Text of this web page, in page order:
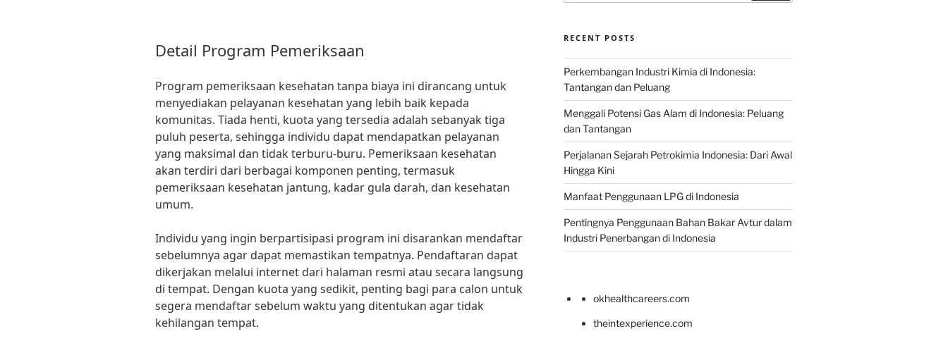
Detail Program Pemeriksaan
Program pemeriksaan kesehatan tanpa biaya ini dirancang untuk
menyediakan pelayanan kesehatan yang lebih baik kepada
komunitas. Tiada henti, kuota yang tersedia adalah sebanyak tiga
puluh peserta, sehingga individu dapat mendapatkan pelayanan
yang maksimal dan tidak terburu-buru. Pemeriksaan kesehatan
akan terdiri dari berbagai komponen penting, termasuk
pemeriksaan kesehatan jantung, kadar gula darah, dan kesehatan
umum.
Individu yang ingin berpartisipasi program ini disarankan mendaftar
sebelumnya agar dapat memastikan tempatnya. Pendaftaran dapat
dikerjakan melalui internet dari halaman resmi atau secara langsung
di tempat. Dengan kuota yang sedikit, penting bagi para calon untuk
segera mendaftar sebelum waktu yang ditentukan agar tidak
kehilangan tempat.
RECENT POSTS
Perkembangan Industri Kimia di Indonesia:
Tantangan dan Peluang
Menggali Potensi Gas Alam di Indonesia: Peluang
dan Tantangan
Perjalanan Sejarah Petrokimia Indonesia: Dari Awal
Hingga Kini
Manfaat Penggunaan LPG di Indonesia
Pentingnya Penggunaan Bahan Bakar Avtur dalam
Industri Penerbangan di Indonesia
okhealthcareers.com
theintexperience.com